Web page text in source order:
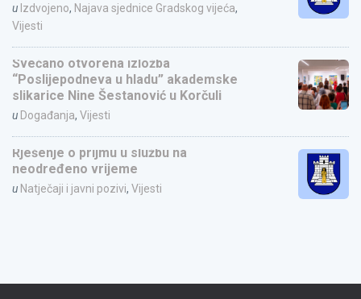
u Izdvojeno, Najava sjednice Gradskog vijeća,
Vijesti
Svečano otvorena izložba
“Poslijepodneva u hladu” akademske
slikarice Nine Šestanović u Korčuli
u Događanja, Vijesti
Rješenje o prijmu u službu na
neodređeno vrijeme
u Natječaji i javni pozivi, Vijesti